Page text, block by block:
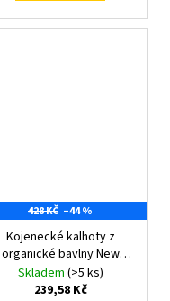
428 KČ –44 %
Kojenecké kalhoty z
organické bavlny New
Baby Olivy 68 (4-6m)
Skladem (>5 ks)
239,58 Kč